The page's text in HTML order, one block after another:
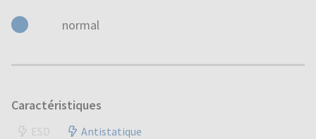
normal
Caractéristiques
ESD Antistatique